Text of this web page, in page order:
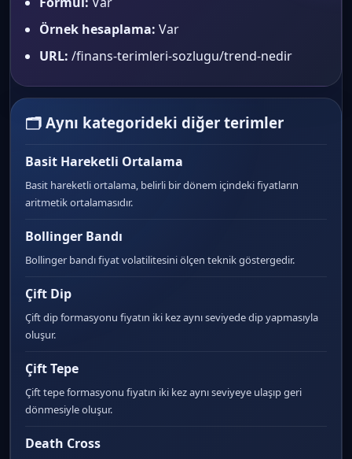
Örnek hesaplama: Var
URL: /finans-terimleri-sozlugu/trend-nedir
🗂 Aynı kategorideki diğer terimler
Basit Hareketli Ortalama
Basit hareketli ortalama, belirli bir dönem içindeki fiyatların
aritmetik ortalamasıdır.
Bollinger Bandı
Bollinger bandı fiyat volatilitesini ölçen teknik göstergedir.
Çift Dip
Çift dip formasyonu fiyatın iki kez aynı seviyede dip yapmasıyla
oluşur.
Çift Tepe
Çift tepe formasyonu fiyatın iki kez aynı seviyeye ulaşıp geri
dönmesiyle oluşur.
Death Cross